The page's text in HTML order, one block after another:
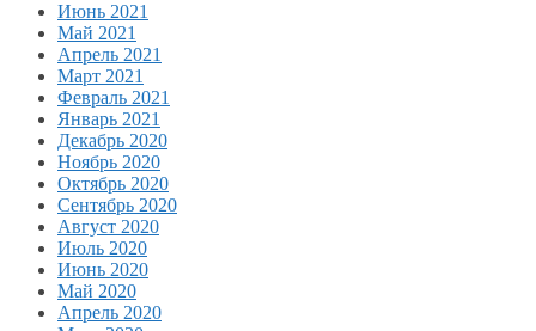
Июнь 2021
Май 2021
Апрель 2021
Март 2021
Февраль 2021
Январь 2021
Декабрь 2020
Ноябрь 2020
Октябрь 2020
Сентябрь 2020
Август 2020
Июль 2020
Июнь 2020
Май 2020
Апрель 2020